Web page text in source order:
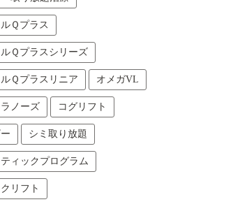
Ｑプラス
Ｑプラスシリーズ
Ｑプラスリニア オメガVL
ノーズ コグリフト
シミ取り放題
ィックプログラム
リフト